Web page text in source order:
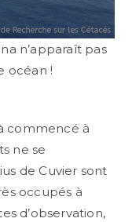
n’apparaît pas
océan !
commencé à
ne se
de Cuvier sont
occupés à
d’observation,